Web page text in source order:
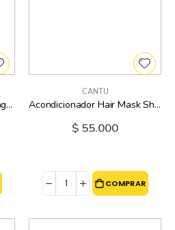
Acondicionador Grow Strong Garnier Fructis Loreal - 12 Oz
CANTU
Acondicionador Hair Mask Shea Butter Natural Hair Cantu - 12 Oz
$ 55.000
COMPRAR